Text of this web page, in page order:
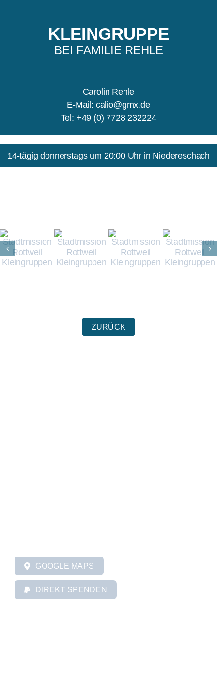
KLEINGRUPPE
BEI FAMILIE REHLE
Carolin Rehle
E-Mail: calio@gmx.de
Tel: +49 (0) 7728 232224
14-tägig donnerstags um 20:00 Uhr in Niedereschach
ZURÜCK
GOOGLE MAPS
DIREKT SPENDEN